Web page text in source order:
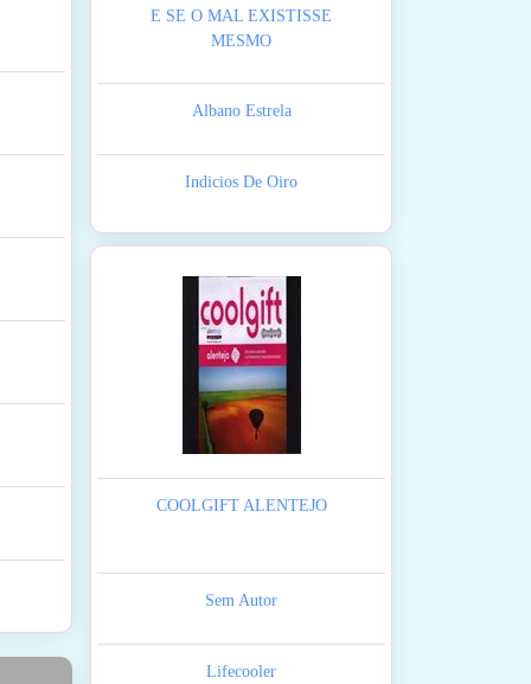
E SE O MAL EXISTISSE
MESMO
Albano Estrela
Indicios De Oiro
COOLGIFT ALENTEJO
Sem Autor
Lifecooler